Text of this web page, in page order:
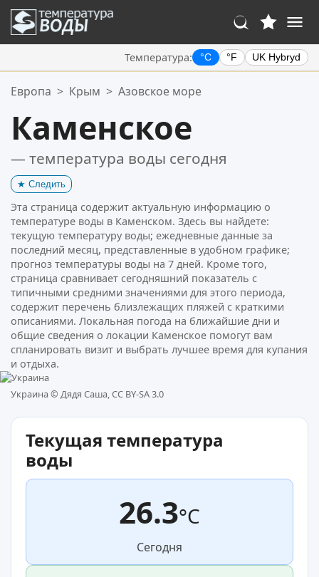
Температура: °C °F UK Hybryd
Ваше избранное:
Европа > Крым > Азовское море
Каменское
— температура воды сегодня
★ Следить
Эта страница содержит актуальную информацию о
температуре воды в Каменском. Здесь вы найдете:
текущую температуру воды; ежедневные данные за
последний месяц, представленные в удобном графике;
прогноз температуры воды на 7 дней. Кроме того,
страница сравнивает сегодняшний показатель с
типичными средними значениями для этого периода,
содержит перечень близлежащих пляжей с краткими
описаниями. Локальная погода на ближайшие дни и
общие сведения о локации Каменское помогут вам
спланировать визит и выбрать лучшее время для купания
и отдыха.
Украина © Дядя Саша, CC BY-SA 3.0
Текущая температура
воды
26.3°C
Сегодня